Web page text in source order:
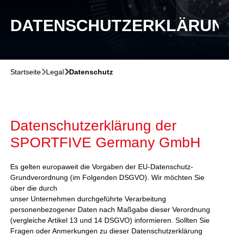
Startseite􀆊Legal􀆊Datenschutz
Datenschutzerklärung der
SPORTFIVE Germany GmbH
Es gelten europaweit die Vorgaben der EU-Datenschutz-
Grundverordnung (im Folgenden DSGVO). Wir möchten Sie
über die durch
unser Unternehmen durchgeführte Verarbeitung
personenbezogener Daten nach Maßgabe dieser Verordnung
(vergleiche Artikel 13 und 14 DSGVO) informieren. Sollten Sie
Fragen oder Anmerkungen zu dieser Datenschutzerklärung